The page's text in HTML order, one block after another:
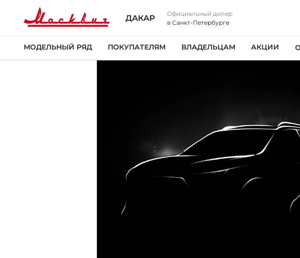
ДАКАР
Официальный дилер
в Санкт-Петербурге
МОДЕЛЬНЫЙ РЯД ПОКУПАТЕЛЯМ ВЛАДЕЛЬЦАМ АКЦИИ